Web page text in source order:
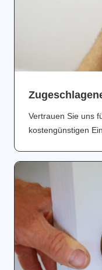
Vertrauen Sie uns
kostengünstigen